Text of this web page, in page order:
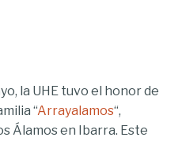
la UHE tuvo el honor de
“Arrayalamos“,
Álamos en Ibarra. Este